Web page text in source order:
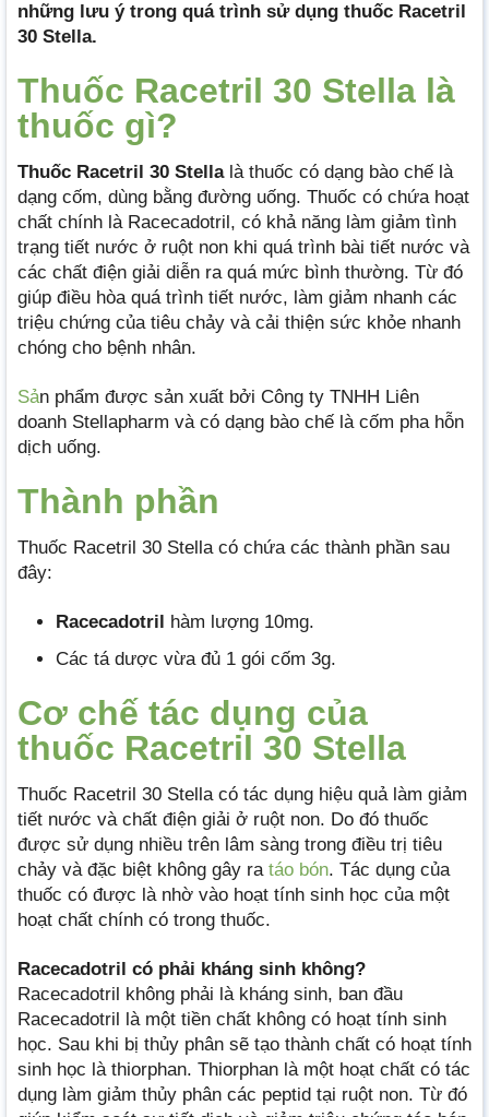
những lưu ý trong quá trình sử dụng thuốc Racetril
30 Stella.
Thuốc Racetril 30 Stella là
thuốc gì?
Thuốc Racetril 30 Stellalà thuốc có dạng bào chế là
dạng cốm, dùng bằng đường uống. Thuốc có chứa hoạt
chất chính là Racecadotril, có khả năng làm giảm tình
trạng tiết nước ở ruột non khi quá trình bài tiết nước và
các chất điện giải diễn ra quá mức bình thường. Từ đó
giúp điều hòa quá trình tiết nước, làm giảm nhanh các
triệu chứng của tiêu chảy và cải thiện sức khỏe nhanh
chóng cho bệnh nhân.
Sản phẩm được sản xuất bởi Công ty TNHH Liên
doanh Stellapharm và có dạng bào chế là cốm pha hỗn
dịch uống.
Thành phần
Thuốc Racetril 30 Stella có chứa các thành phần sau
đây:
Racecadotril
hàm lượng 10mg.
Các tá dược vừa đủ 1 gói cốm 3g.
Cơ chế tác dụng của
thuốc Racetril 30 Stella
Thuốc Racetril 30 Stella có tác dụng hiệu quả làm giảm
tiết nước và chất điện giải ở ruột non. Do đó thuốc
được sử dụng nhiều trên lâm sàng trong điều trị tiêu
chảy và đặc biệt không gây ra táo bón. Tác dụng của
thuốc có được là nhờ vào hoạt tính sinh học của một
hoạt chất chính có trong thuốc.
Racecadotril có phải kháng sinh không?
Racecadotril không phải là kháng sinh, ban đầu
Racecadotril là một tiền chất không có hoạt tính sinh
học. Sau khi bị thủy phân sẽ tạo thành chất có hoạt tính
sinh học là thiorphan. Thiorphan là một hoạt chất có tác
dụng làm giảm thủy phân các peptid tại ruột non. Từ đó